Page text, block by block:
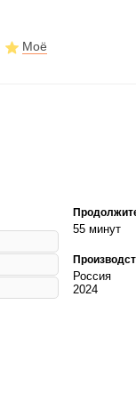
Моё
55 минут
Россия
2024